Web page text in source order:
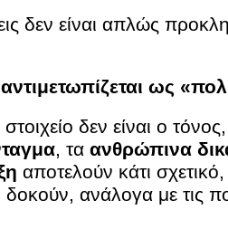
δεν είναι απλώς
ως
δεν είναι ο
, τα ανθρώπινα
αποτελούν κάτι
δοκούν, ανάλογα με τις